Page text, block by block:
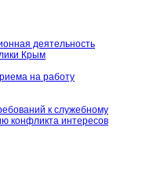
деятельность
Крым
на работу
к служебному
конфликта интересов